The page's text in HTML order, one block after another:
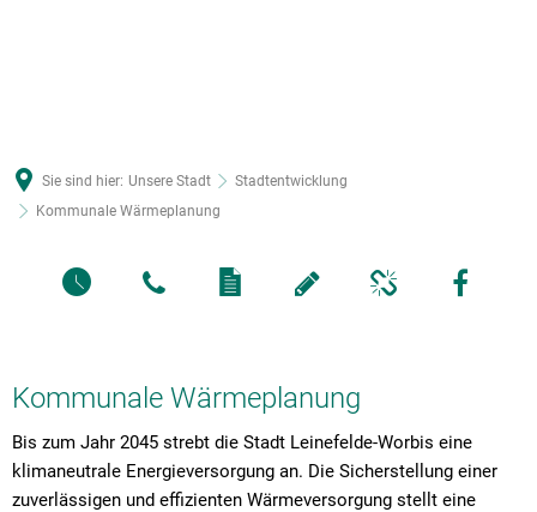
Sie sind hier: Unsere Stadt
Stadtentwicklung
Kommunale Wärmeplanung
Kommunale Wärmeplanung
Bis zum Jahr 2045 strebt die Stadt Leinefelde-Worbis eine
klimaneutrale Energieversorgung an. Die Sicherstellung einer
zuverlässigen und effizienten Wärmeversorgung stellt eine